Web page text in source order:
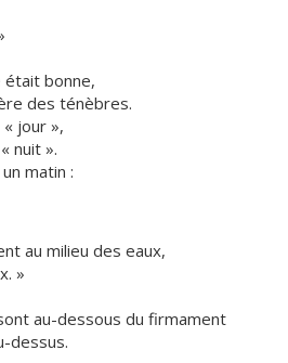
était bonne,
des ténèbres.
jour »,
nuit ».
matin :
au milieu des eaux,
»
au-dessous du firmament
dessus.